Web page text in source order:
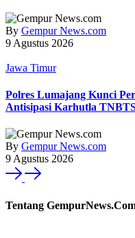
By Gempur News.com
9 Agustus 2026
Jawa Timur
Polres Lumajang Kunci
Antisipasi Karhutla
By Gempur News.com
9 Agustus 2026
Tentang